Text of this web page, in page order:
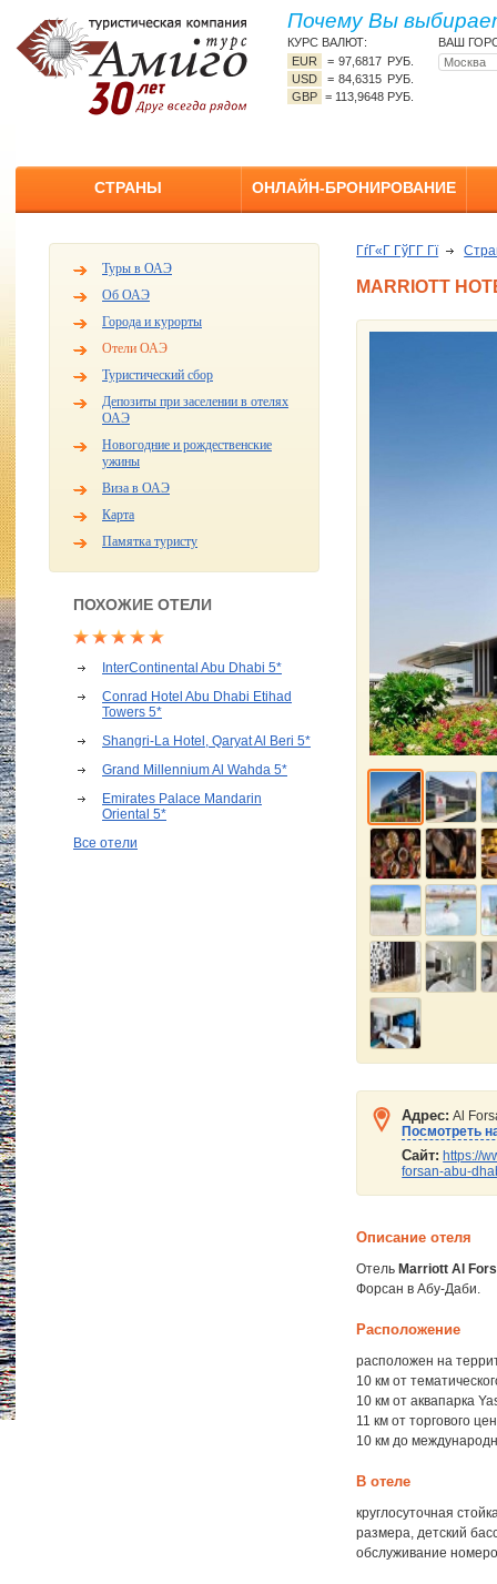
Почему Вы
КУРС ВАЛЮТ:
EUR
=97,6817 РУБ.
USD
=84,6315 РУБ.
GBP = 113,9648 РУБ.
ВАШ
СТРАНЫ ОНЛАЙН-БРОНИРОВАНИЕ
Туры в ОАЭ
Об ОАЭ
Города и курорты
Отели ОАЭ
Туристический сбор
Депозиты при заселении в отелях
ОАЭ
Новогодние и рождественские
ужины
Виза в ОАЭ
Карта
Памятка туристу
ПОХОЖИЕ ОТЕЛИ
InterContinental Abu Dhabi 5*
Conrad Hotel Abu Dhabi Etihad
Towers 5*
Shangri-La Hotel, Qaryat Al Beri 5*
Grand Millennium Al Wahda 5*
Emirates Palace Mandarin
Oriental 5*
Все отели
ГѓГ«Г ГўГ­Г Гї
MARRIOTT
Адрес: Al
Посмотреть
Сайт: https://
forsan-abu-
Описание отеля
Отель Marriott Al
Форсан в Абу-Даби.
Расположение
расположен на
10 км от
10 км от аквапарка
11 км от торгового
10 км до
В отеле
круглосуточная
размера, детский
обслуживание